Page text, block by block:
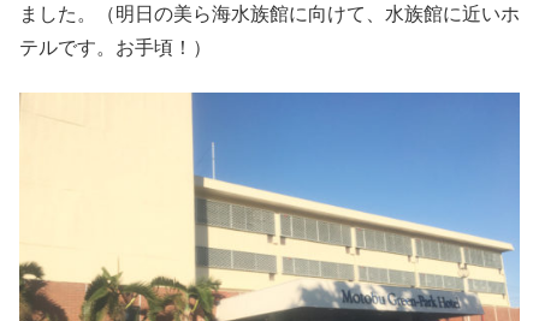
ました。（明日の美ら海水族館に向けて、水族館に近いホ
テルです。お手頃！）